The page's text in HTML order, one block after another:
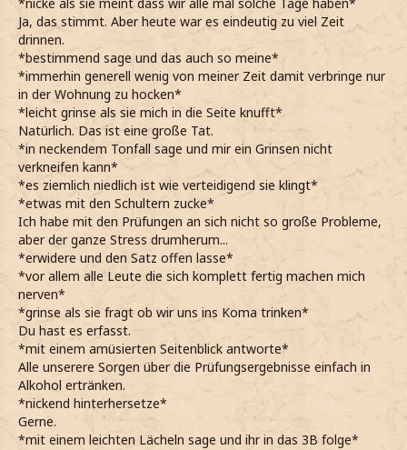
*nicke als sie meint dass wir alle mal solche Tage haben*
Ja, das stimmt. Aber heute war es eindeutig zu viel Zeit
drinnen.
*bestimmend sage und das auch so meine*
*immerhin generell wenig von meiner Zeit damit verbringe nur
in der Wohnung zu hocken*
*leicht grinse als sie mich in die Seite knufft*
Natürlich. Das ist eine große Tat.
*in neckendem Tonfall sage und mir ein Grinsen nicht
verkneifen kann*
*es ziemlich niedlich ist wie verteidigend sie klingt*
*etwas mit den Schultern zucke*
Ich habe mit den Prüfungen an sich nicht so große Probleme,
aber der ganze Stress drumherum...
*erwidere und den Satz offen lasse*
*vor allem alle Leute die sich komplett fertig machen mich
nerven*
*grinse als sie fragt ob wir uns ins Koma trinken*
Du hast es erfasst.
*mit einem amüsierten Seitenblick antworte*
Alle unserere Sorgen über die Prüfungsergebnisse einfach in
Alkohol ertränken.
*nickend hinterhersetze*
Gerne.
*mit einem leichten Lächeln sage und ihr in das 3B folge*